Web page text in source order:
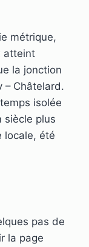
métrique,
atteint
la jonction
– Châtelard.
isolée
siècle plus
locale, été
pas de
la page